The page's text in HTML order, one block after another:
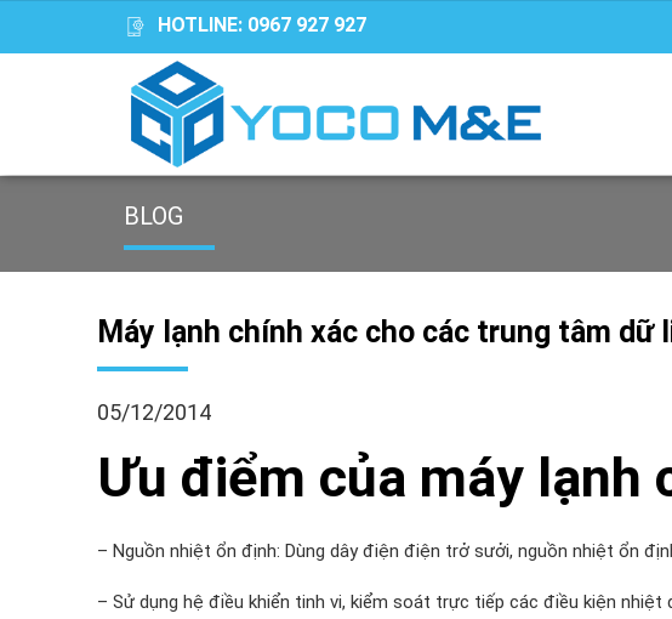
HOTLINE: 0967 927 927
BLOG
Máy lạnh chính xác cho các trung tâm dữ
05/12/2014
Ưu điểm của máy lạnh
– Nguồn nhiệt ổn định: Dùng dây điện điện trở sưởi, nguồn nhiệt ổn
– Sử dụng hệ điều khiển tinh vi, kiểm soát trực tiếp các điều kiện